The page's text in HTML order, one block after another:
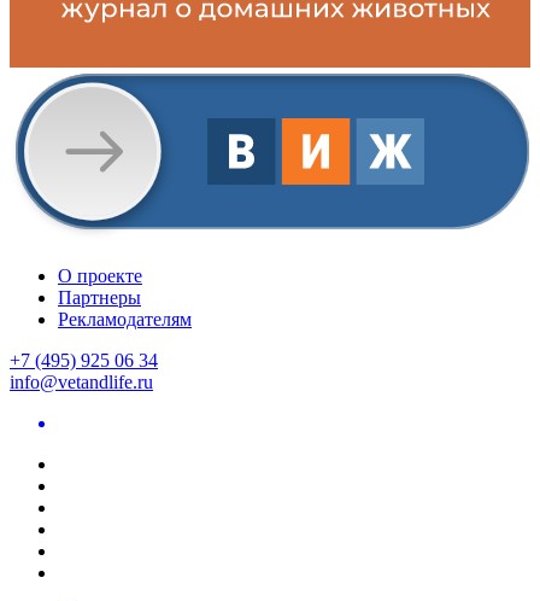
О проекте
Партнеры
Рекламодателям
+7 (495) 925 06 34
info@vetandlife.ru